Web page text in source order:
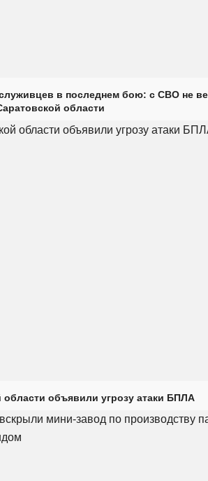
в последнем бою: с СВО не
области
области объявили угрозу атаки БПЛА